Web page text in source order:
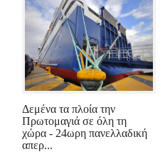
Δεμένα τα πλοία την
Πρωτομαγιά σε όλη τη
χώρα - 24ωρη πανελλαδική
απερ...